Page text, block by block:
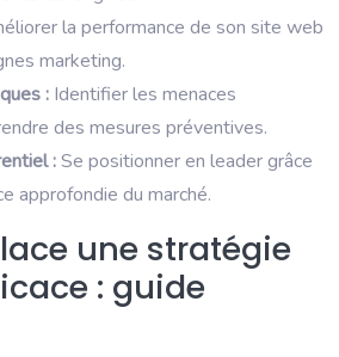
la performance de son site web
marketing.
: Identifier les menaces
des mesures préventives.
:Se positionner en leader grâce
approfondie du marché.
une stratégie
: guide